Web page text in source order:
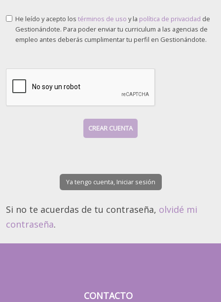
He leído y acepto lostérminos de uso y la política de privacidad de
Gestionándote. Para poder enviar tu curriculum a las agencias de
empleo antes deberás cumplimentar tu perfil en Gestionándote.
Ya tengo cuenta, Iniciar sesión
Si no te acuerdas de tu contraseña, olvidé mi
contraseña.
CONTACTO